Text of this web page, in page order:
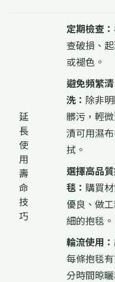
延
長
使
用
壽
命
技
巧
定期檢查：
查破損、
或褪色。
避免頻繁清
洗： 除非
髒污，輕
漬可用濕
拭。
選擇高品
毯： 購買
優良、做
細的抱毯。
輪流使用：
每條抱毯
分時間晾